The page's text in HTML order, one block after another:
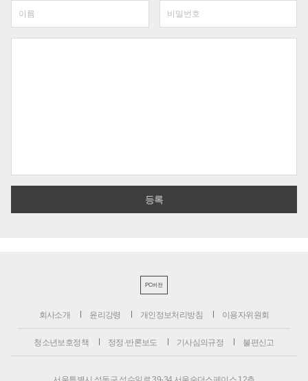
PC버전
회사소개 윤리강령 개인정보처리방침 이용자위원회
청소년보호정책 정정·반론보도 기사심의규정 불편신고